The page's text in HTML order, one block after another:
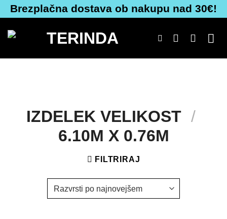
Skoči
na
vsebino
Brezplačna dostava ob nakupu nad 30€!
IZDELEK VELIKOST /
6.10M X 0.76M
FILTRIRAJ